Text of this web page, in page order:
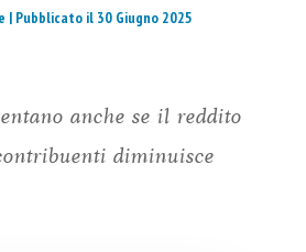
| Pubblicato il 30 Giugno 2025
anche se il reddito
diminuisce